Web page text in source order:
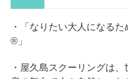
「なりたい大人になるた
®」
屋久島スクーリングは、